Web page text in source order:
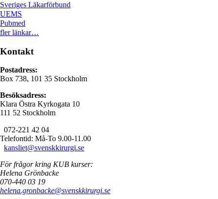
Sveriges Läkarförbund
UEMS
Pubmed
fler länkar…
Kontakt
Postadress:
Box 738, 101 35 Stockholm
Besöksadress:
Klara Östra Kyrkogata 10
111 52 Stockholm
072-221 42 04
Telefontid: Må-To 9.00-11.00
kansliet@svenskkirurgi.se
För frågor kring KUB kurser:
Helena Grönbacke
070-440 03 19
helena.gronbacke@svenskkirurgi.se